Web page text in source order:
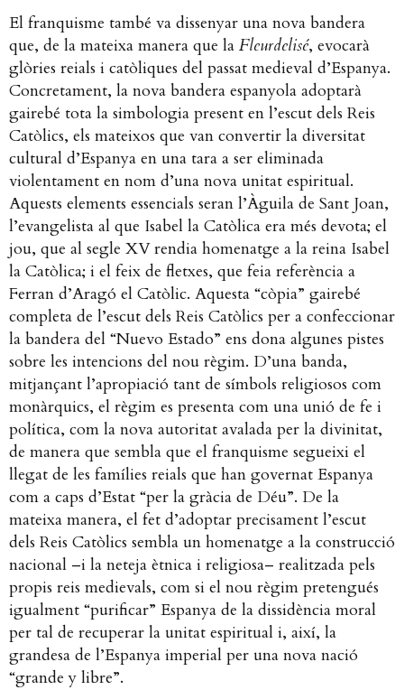
El franquisme també va dissenyar una nova bandera
que, de la mateixa manera que la Fleurdelisé, evocarà
glòries reials i catòliques del passat medieval d’Espanya.
Concretament, la nova bandera espanyola adoptarà
gairebé tota la simbologia present en l’escut dels Reis
Catòlics, els mateixos que van convertir la diversitat
cultural d’Espanya en una tara a ser eliminada
violentament en nom d’una nova unitat espiritual.
Aquests elements essencials seran l’Àguila de Sant Joan,
l’evangelista al que Isabel la Catòlica era més devota; el
jou, que al segle XV rendia homenatge a la reina Isabel
la Catòlica; i el feix de fletxes, que feia referència a
Ferran d’Aragó el Catòlic. Aquesta “còpia” gairebé
completa de l’escut dels Reis Catòlics per a confeccionar
la bandera del “Nuevo Estado” ens dona algunes pistes
sobre les intencions del nou règim. D’una banda,
mitjançant l’apropiació tant de símbols religiosos com
monàrquics, el règim es presenta com una unió de fe i
política, com la nova autoritat avalada per la divinitat,
de manera que sembla que el franquisme segueixi el
llegat de les famílies reials que han governat Espanya
com a caps d’Estat “per la gràcia de Déu”. De la
mateixa manera, el fet d’adoptar precisament l’escut
dels Reis Catòlics sembla un homenatge a la construcció
nacional –i la neteja ètnica i religiosa– realitzada pels
propis reis medievals, com si el nou règim pretengués
igualment “purificar” Espanya de la dissidència moral
per tal de recuperar la unitat espiritual i, així, la
grandesa de l’Espanya imperial per una nova nació
“grande y libre”.